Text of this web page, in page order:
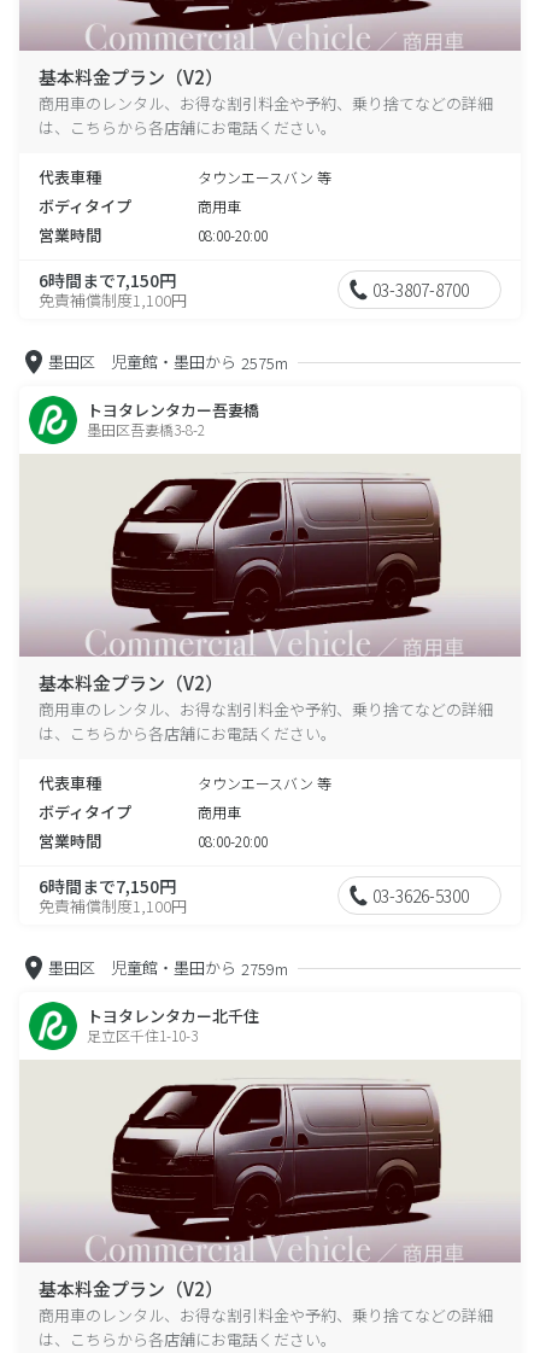
基本料金プラン（V2）
商用車のレンタル、お得な割引料金や予約、乗り捨てなどの詳細
は、こちらから各店舗にお電話ください。
代表車種 タウンエースバン 等
ボディタイプ 商用車
営業時間 08:00-20:00
6時間まで7,150円
免責補償制度1,100円 03-3807-8700
墨田区 児童館・墨田から 2575m
トヨタレンタカー吾妻橋
墨田区吾妻橋3-8-2
基本料金プラン（V2）
商用車のレンタル、お得な割引料金や予約、乗り捨てなどの詳細
は、こちらから各店舗にお電話ください。
代表車種 タウンエースバン 等
ボディタイプ 商用車
営業時間 08:00-20:00
6時間まで7,150円
免責補償制度1,100円 03-3626-5300
墨田区 児童館・墨田から 2759m
トヨタレンタカー北千住
足立区千住1-10-3
基本料金プラン（V2）
商用車のレンタル、お得な割引料金や予約、乗り捨てなどの詳細
は、こちらから各店舗にお電話ください。